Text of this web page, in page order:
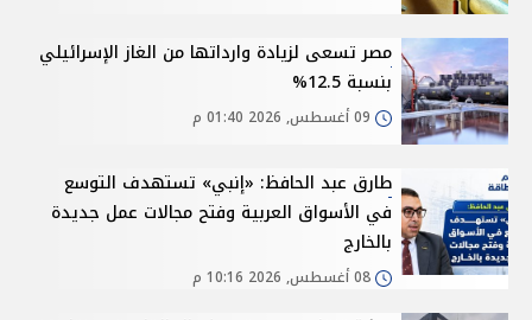
مصر تسعى لزيادة وارداتها من الغاز الإسرائيلي
بنسبة 12.5%
طارق عبد الحافظ: «إنبي» تستهدف التوسع
في الأسواق العربية وفتح مجالات عمل جديدة
بالخارج